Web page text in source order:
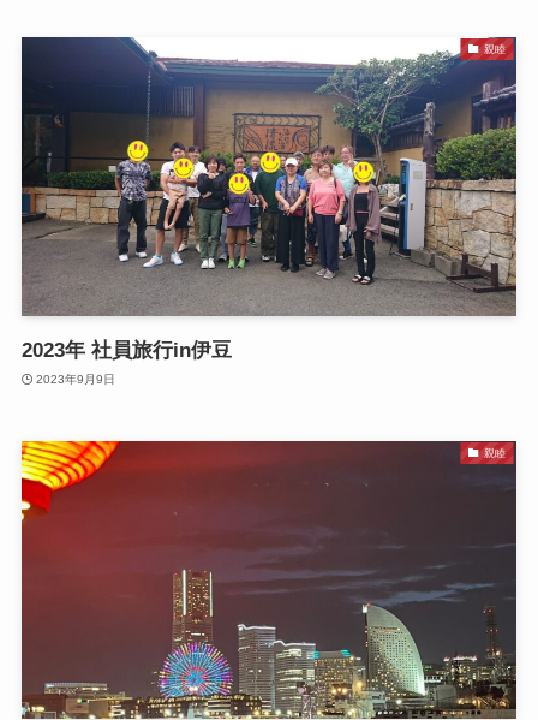
親睦
2023年 社員旅行in伊豆
2023年9月9日
親睦